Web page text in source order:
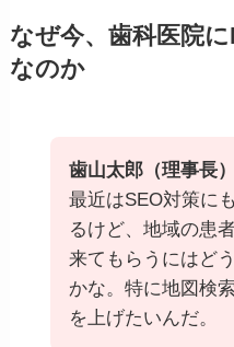
なぜ今、歯科医院
なのか
歯山太郎（理事長）
最近はSEO対策に
るけど、地域の患
来てもらうにはど
かな。特に地図検
を上げたいんだ。